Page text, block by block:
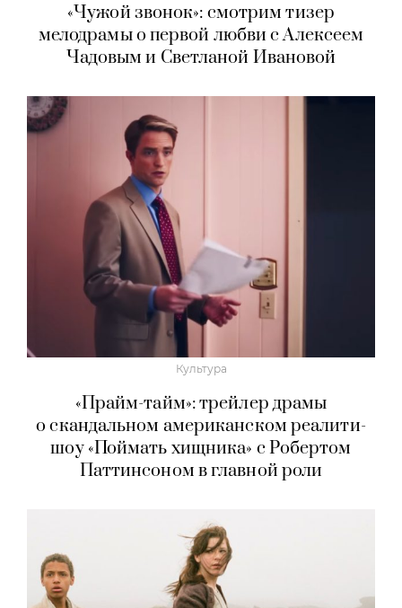
«Чужой звонок»: смотрим тизер
мелодрамы о первой любви с Алексеем
Чадовым и Светланой Ивановой
Культура
«Прайм-тайм»: трейлер драмы
о скандальном американском реалити-
шоу «Поймать хищника» с Робертом
Паттинсоном в главной роли